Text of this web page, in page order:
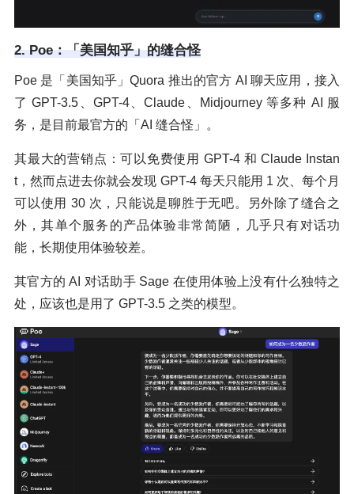
2. Poe：「美国知乎」的缝合怪
Poe 是「美国知乎」Quora 推出的官方 AI 聊天应用，接入
了 GPT-3.5、GPT-4、Claude、Midjourney 等多种 AI 服
务，是目前最官方的「AI 缝合怪」。
其最大的营销点：可以免费使用 GPT-4 和 Claude Instan
t，然而点进去你就会发现 GPT-4 每天只能用 1 次、每个月
可以使用 30 次，只能说是聊胜于无吧。另外除了缝合之
外，其单个服务的产品体验非常简陋，几乎只有对话功
能，长期使用体验较差。
其官方的 AI 对话助手 Sage 在使用体验上没有什么独特之
处，应该也是用了 GPT-3.5 之类的模型。